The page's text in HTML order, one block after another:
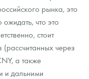
рынка, это
что это
стоит
(рассчитанных через
а также
и дальними